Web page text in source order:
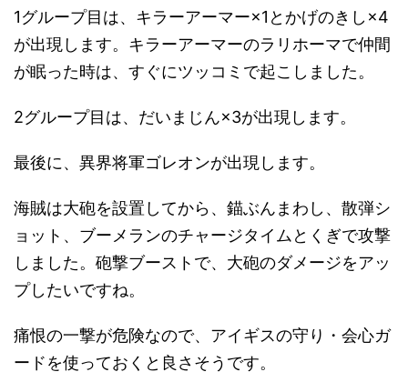
1グループ目は、キラーアーマー×1とかげのきし×4
が出現します。キラーアーマーのラリホーマで仲間
が眠った時は、すぐにツッコミで起こしました。
2グループ目は、だいまじん×3が出現します。
最後に、異界将軍ゴレオンが出現します。
海賊は大砲を設置してから、錨ぶんまわし、散弾シ
ョット、ブーメランのチャージタイムとくぎで攻撃
しました。砲撃ブーストで、大砲のダメージをアッ
プしたいですね。
痛恨の一撃が危険なので、アイギスの守り・会心ガ
ードを使っておくと良さそうです。